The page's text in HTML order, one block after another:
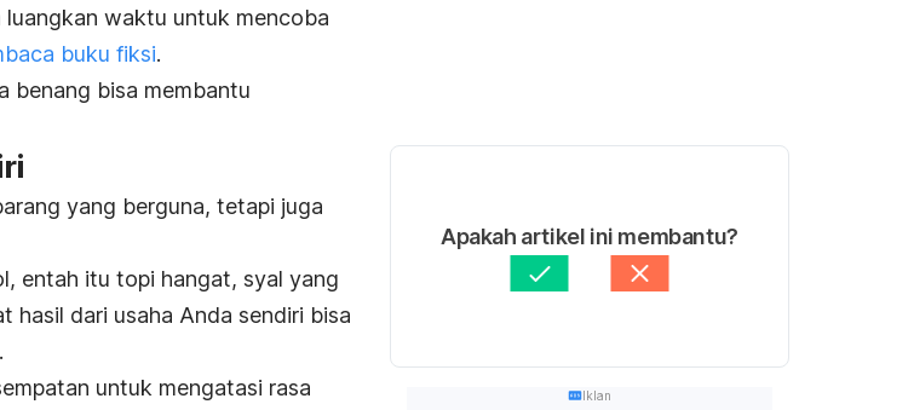
waktu untuk mencoba
buku fiksi.
benang bisa membantu
yang berguna, tetapi juga
entah itu topi hangat, syal yang
hasil dari usaha Anda sendiri bisa
untuk mengatasi rasa
Apakah artikel ini membantu?
Iklan